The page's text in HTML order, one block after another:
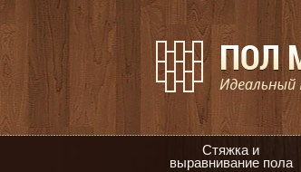
Стяжка и
выравнивание пола